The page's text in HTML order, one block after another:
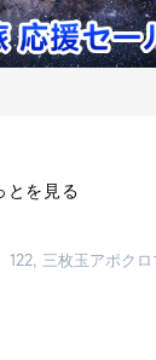
とを見る
三枚玉アポクロ